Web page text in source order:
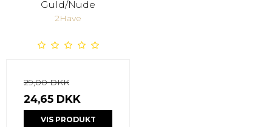
Guld/Nude
2Have
29,00 DKK
24,65 DKK
VIS PRODUKT